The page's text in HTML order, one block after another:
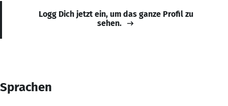
Logg Dich jetzt ein, um das ganze Profil zu
sehen.
Sprachen